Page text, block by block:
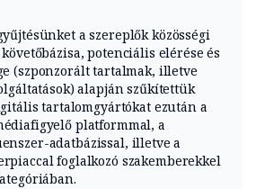
a szereplők közösségi
potenciális elérése és
(szponzorált tartalmak, illetve
alapján szűkítettük
tartalomgyártókat ezután a
platformmal, a
adatbázissal, illetve a
foglalkozó szakemberekkel